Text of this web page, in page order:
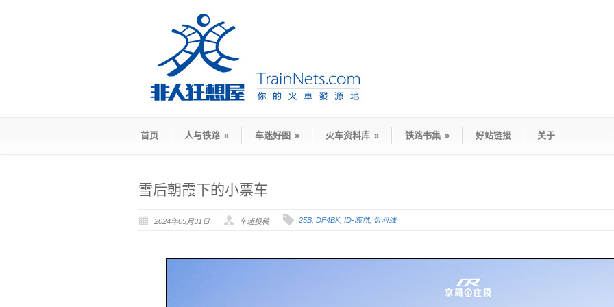
首页 人与铁路 » 车迷好图 » 火车资料库 » 铁路书集 » 好站链接 关于
雪后朝霞下的小票车
2024年05月31日 车迷投稿 25B DF4BK, ID-陈然, 忻河线